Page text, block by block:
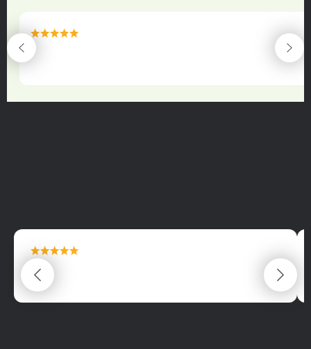
maximální spokojenost
22.06.2025
maximální spokojenost
22.06.2025